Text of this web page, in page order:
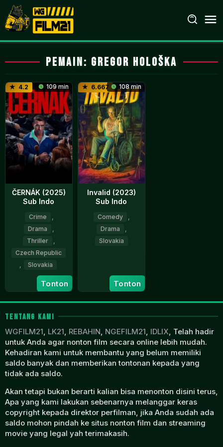
Loncat
ke
konten
Pemain: Gregor Hološka
4.2 109 min
ČERNÁK (2025)
Sub Indo
Crime
Drama
Thriller
Czech Republic
Slovakia
30
Jan
2025
Jakub
Kroner
Tonton
6.667 108 min
Invalid (2023)
Sub Indo
Comedy
Drama
Slovakia
2023
Tonton
TENTANG KAMI
WGFILM21, LK21, REBAHIN, NGEFILM21, IDLIX, Telah hadir
untuk Anda agar nonton film secara online lebih mudah.
Kehadiran kami untuk membantu yang belum memiliki
saldo banyak dan memberikan tontonan kepada yang
tidak ada saldo.
Akan tetapi bukan berarti kalian bisa menonton disini terus,
Apa yang kami lakukan sebenarnya melanggar keras
copyright kepada direktor perfilman, jika Anda sudah ada
saldo mohon pindah ke situs nonton film dan streaming
movie yang legal yah terimakasih.